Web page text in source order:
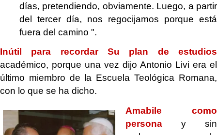
días, pretendiendo, obviamente. Luego, a partir
del tercer día, nos regocijamos porque está
fuera del camino ".
Inútil para recordar Su plan de estudios
académico, porque una vez dijo Antonio Livi era el
último miembro de la Escuela Teológica Romana,
con lo que se ha dicho.
Amabile como
persona y sin